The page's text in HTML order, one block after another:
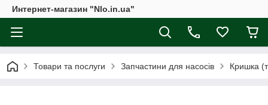
Интернет-магазин "Nlo.in.ua"
Товари та послуги Запчастини для насосів Кришка